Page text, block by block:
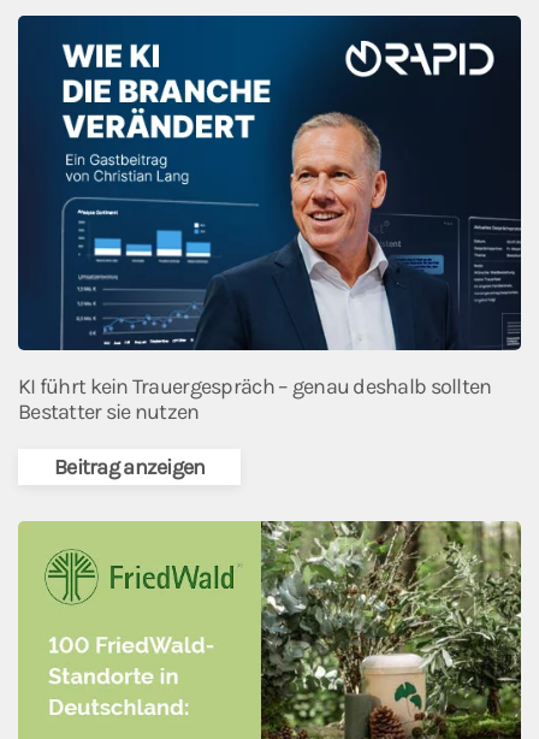
KI führt kein Trauergespräch – genau deshalb sollten
Bestatter sie nutzen
Beitrag anzeigen